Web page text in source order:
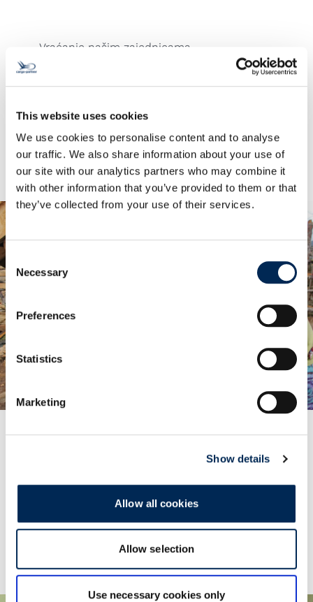
This website uses cookies
We use cookies to personalise content and to analyse
our traffic. We also share information about your use of
our site with our analytics partners who may combine it
with other information that you’ve provided to them or that
they’ve collected from your use of their services.
Consent
Selection
Necessary
Preferences
Statistics
Marketing
Show details
Allow all cookies
Allow selection
Use necessary cookies only
Vraćanje našim zajednicama
Godinama smo ponosni što podržavamo
NVO (nevladinu organizaciju) „Jugend Eine
pružaju održive razvojne prilike i pomoć
ljudima u potrebi širom svijeta.